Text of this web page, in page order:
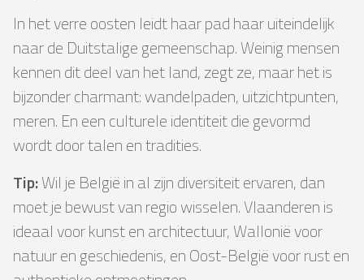
In het verre oosten leidt haar pad haar uiteindelijk
naar de Duitstalige gemeenschap. Weinig mensen
kennen dit deel van het land, zegt ze, maar het is
bijzonder charmant: wandelpaden, uitzichtpunten,
meren. En een culturele identiteit die gevormd
wordt door talen en tradities.
Tip:Wil je België in al zijn diversiteit ervaren, dan
moet je bewust van regio wisselen. Vlaanderen is
ideaal voor kunst en architectuur, Wallonië voor
natuur en geschiedenis, en Oost-België voor rust en